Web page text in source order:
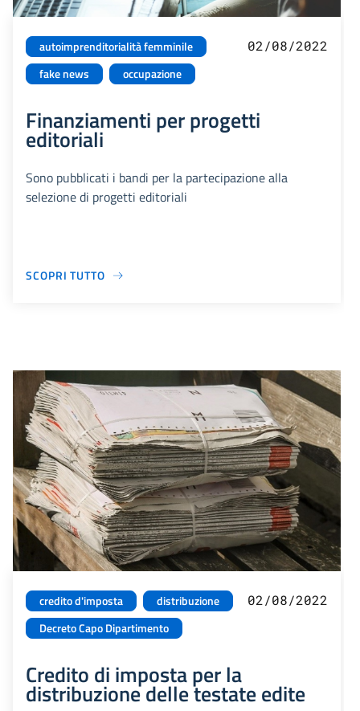
autoimprenditorialità femminile
fake news
occupazione
02/08/2022
Finanziamenti per progetti
editoriali
Sono pubblicati i bandi per la partecipazione alla
selezione di progetti editoriali
SCOPRI TUTTO
credito d'imposta
distribuzione
Decreto Capo Dipartimento
02/08/2022
Credito di imposta per la
distribuzione delle testate edite